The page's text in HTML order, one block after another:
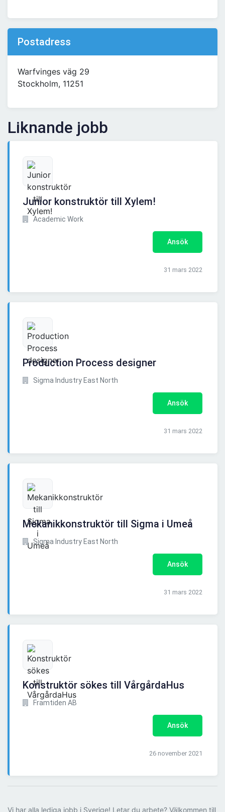
Postadress
Warfvinges väg 29
Stockholm, 11251
Liknande jobb
Junior konstruktör till Xylem!
Academic Work
Ansök
31 mars 2022
Production Process designer
Sigma Industry East North
Ansök
31 mars 2022
Mekanikkonstruktör till Sigma i Umeå
Sigma Industry East North
Ansök
31 mars 2022
Konstruktör sökes till VårgårdaHus
Framtiden AB
Ansök
26 november 2021
Vi har alla lediga jobb i Sverige! Letar du arbete? Välkommen till